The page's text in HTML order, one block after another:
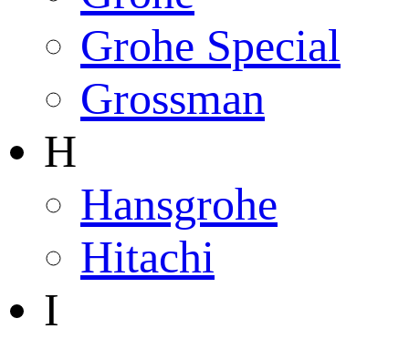
Grohe Special
Grossman
H
Hansgrohe
Hitachi
I